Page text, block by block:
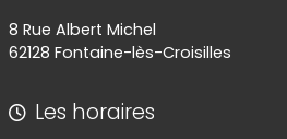
8 Rue Albert Michel
62128 Fontaine-lès-Croisilles
Les horaires